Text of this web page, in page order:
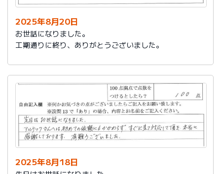
2025年8月20日
お世話になりました。
工期通りに終り、ありがとうございました。
2025年8月18日